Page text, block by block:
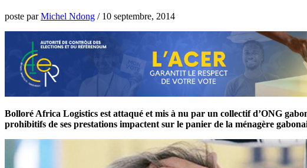
poste parMichel Ndong / 10 septembre, 2014
Bolloré Africa Logistics est attaqué et mis à nu par un collectif d’ONG
prohibitifs de ses prestations impactent sur le panier de la ménagère